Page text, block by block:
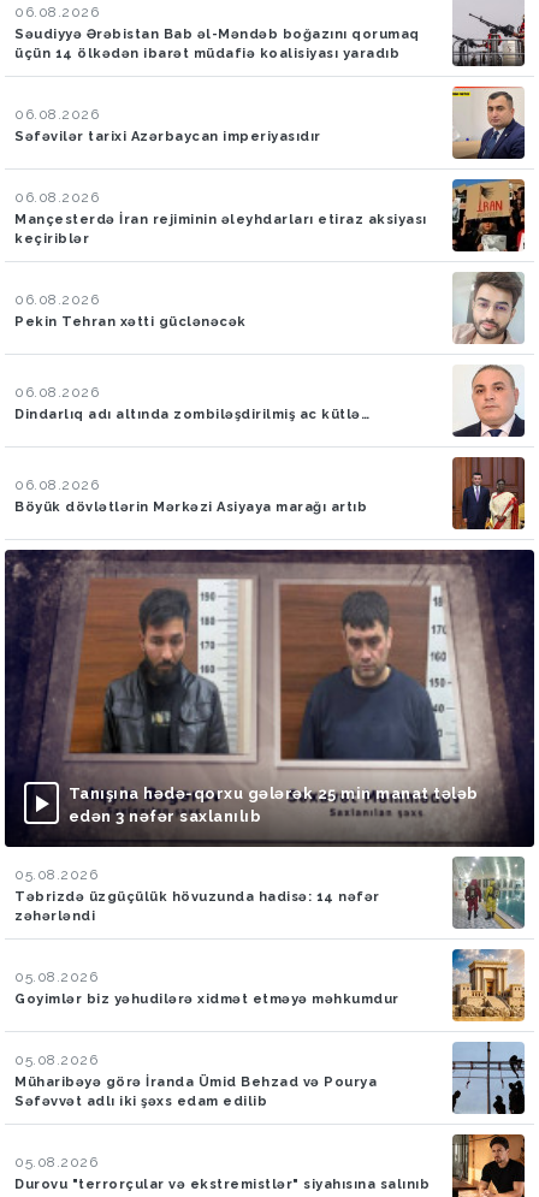
06.08.2026
Səudiyyə Ərəbistan Bab əl-Məndəb boğazını qorumaq
üçün 14 ölkədən ibarət müdafiə koalisiyası yaradıb
06.08.2026
Səfəvilər tarixi Azərbaycan imperiyasıdır
06.08.2026
Mançesterdə İran rejiminin əleyhdarları etiraz aksiyası
keçiriblər
06.08.2026
Pekin Tehran xətti güclənəcək
06.08.2026
Dindarlıq adı altında zombiləşdirilmiş ac kütlə…
06.08.2026
Böyük dövlətlərin Mərkəzi Asiyaya marağı artıb
Tanışına hədə-qorxu gələrək 25 min manat tələb
edən 3 nəfər saxlanılıb
05.08.2026
Təbrizdə üzgüçülük hövuzunda hadisə: 14 nəfər
zəhərləndi
05.08.2026
Goyimlər biz yəhudilərə xidmət etməyə məhkumdur
05.08.2026
Müharibəyə görə İranda Ümid Behzad və Pourya
Səfəvvət adlı iki şəxs edam edilib
05.08.2026
Durovu "terrorçular və ekstremistlər" siyahısına salınıb